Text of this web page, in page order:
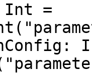
Int =